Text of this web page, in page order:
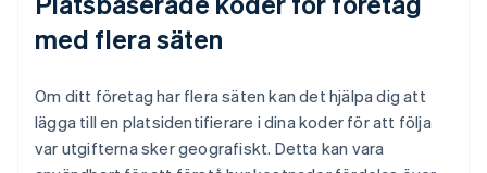
med flera säten
Om ditt företag har flera säten kan det hjälpa dig att
lägga till en platsidentifierare i dina koder för att följa
var utgifterna sker geografiskt. Detta kan vara